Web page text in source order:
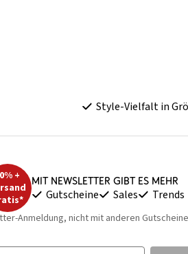
Style-Vielfalt in
+
Mit Newsletter gibt es mehr
Gutscheine Sales Trends
Anmeldung, nicht mit anderen